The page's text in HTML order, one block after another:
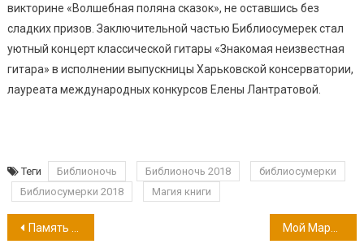
викторине «Волшебная поляна сказок», не оставшись без
сладких призов. Заключительной частью Библиосумерек стал
уютный концерт классической гитары «Знакомая неизвестная
гитара» в исполнении выпускницы Харьковской консерватории,
лауреата международных конкурсов Елены Лантратовой.
Теги Библионочь Библионочь 2018
библиосумерки
Библиосумерки 2018
Магия книги
Навигация
Память сильнее времени